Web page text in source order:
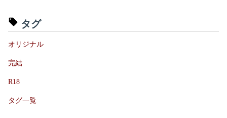
タグ
オリジナル
完結
R18
タグ一覧